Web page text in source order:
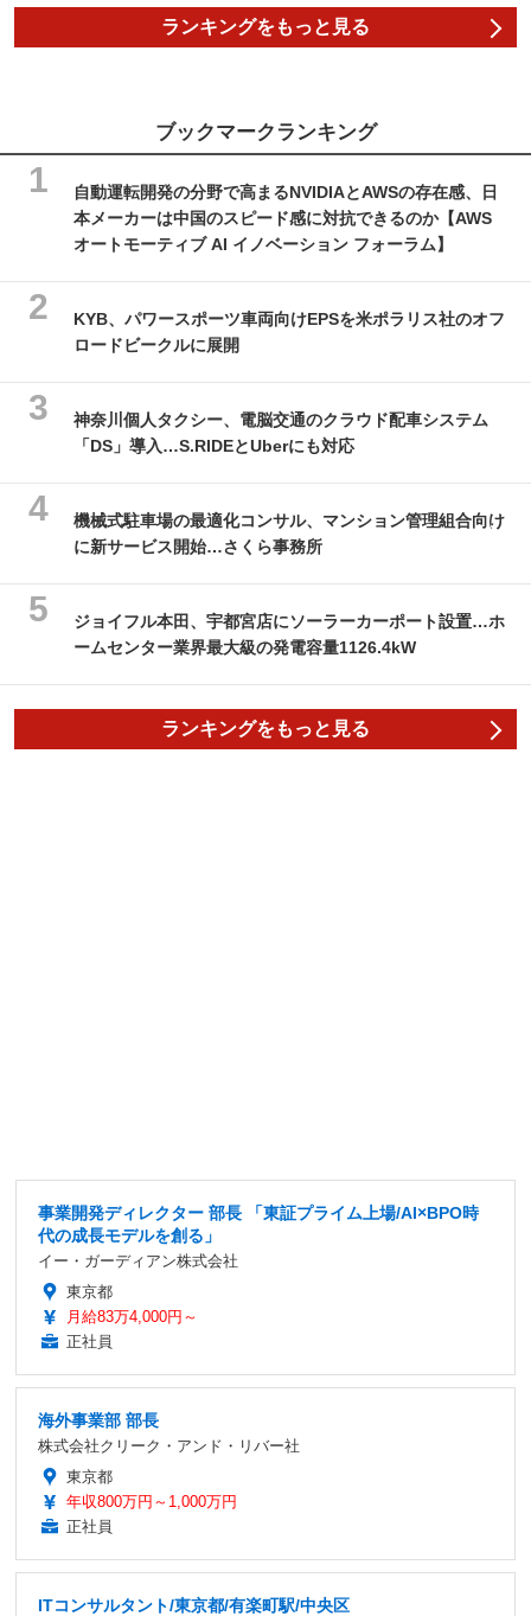
ランキングをもっと見る
ブックマークランキング
自動運転開発の分野で高まるNVIDIAとAWSの存在感、日
本メーカーは中国のスピード感に対抗できるのか【AWS
オートモーティブ AI イノベーション フォーラム】
KYB、パワースポーツ車両向けEPSを米ポラリス社のオフ
ロードビークルに展開
神奈川個人タクシー、電脳交通のクラウド配車システム
「DS」導入…S.RIDEとUberにも対応
機械式駐車場の最適化コンサル、マンション管理組合向け
に新サービス開始…さくら事務所
ジョイフル本田、宇都宮店にソーラーカーポート設置…ホ
ームセンター業界最大級の発電容量1126.4kW
ランキングをもっと見る
事業開発ディレクター 部長 「東証プライム上場/AI×BPO時
代の成長モデルを創る」
イー・ガーディアン株式会社
東京都
月給83万4,000円～
正社員
海外事業部 部長
株式会社クリーク・アンド・リバー社
東京都
年収800万円～1,000万円
正社員
ITコンサルタント/東京都/有楽町駅/中央区